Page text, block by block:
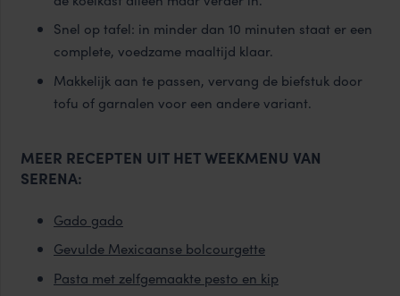
Snel op tafel: in minder dan 10 minuten staat er een
complete, voedzame maaltijd klaar.
Makkelijk aan te passen, vervang de biefstuk door
tofu of garnalen voor een andere variant.
MEER RECEPTEN UIT HET WEEKMENU VAN
SERENA:
Gado gado
Gevulde Mexicaanse bolcourgette
Pasta met zelfgemaakte pesto en kip